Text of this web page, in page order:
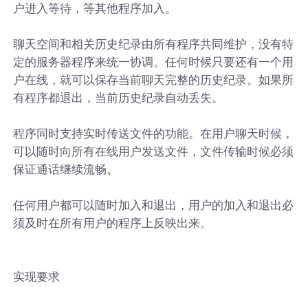
户进入等待，等其他程序加入。
聊天空间和相关历史纪录由所有程序共同维护，没有特
定的服务器程序来统一协调。任何时候只要还有一个用
户在线，就可以保存当前聊天完整的历史纪录。如果所
有程序都退出，当前历史纪录自动丢失。
程序同时支持实时传送文件的功能。在用户聊天时候，
可以随时向所有在线用户发送文件，文件传输时候必须
保证通话继续流畅。
任何用户都可以随时加入和退出，用户的加入和退出必
须及时在所有用户的程序上反映出来。
实现要求